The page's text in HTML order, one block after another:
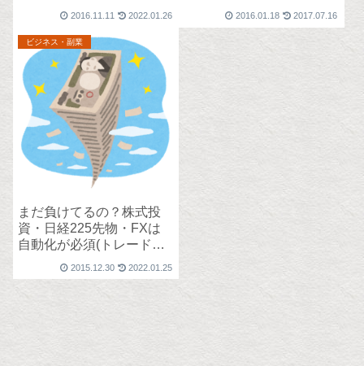
2016.11.11 2022.01.26
均大暴落で逝っちゃう
よ？
2016.01.18 2017.07.16
ビジネス・副業
まだ負けてるの？株式投
資・日経225先物・FXは
自動化が必須(トレードル
ール構築＋自動売買シス
テム)。
2015.12.30 2022.01.25